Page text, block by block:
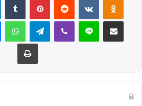
MessengerWhatsAppTelegramViber Line E-Posta ile
Yazdır